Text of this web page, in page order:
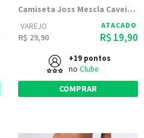
Camiseta Joss Mescla Caveira Charuto
VAREJO
R$ 29,90
ATACADO
R$ 19,90
+19 pontos
no Clube
COMPRAR